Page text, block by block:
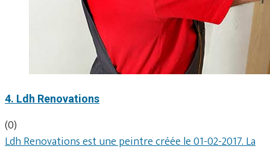
4. Ldh Renovations
(0)
Ldh Renovations est une peintre créée le 01-02-2017. La